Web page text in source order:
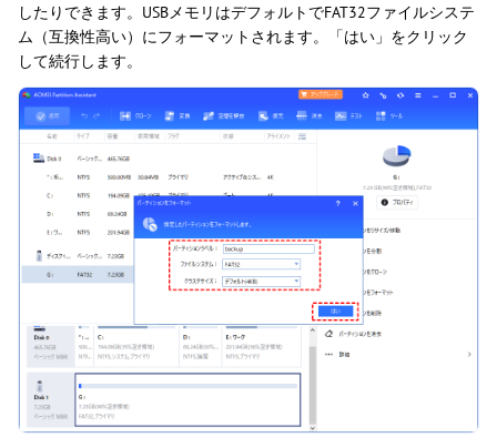
したりできます。USBメモリはデフォルトでFAT32ファイルシステ
ム（互換性高い）にフォーマットされます。「はい」をクリック
して続行します。